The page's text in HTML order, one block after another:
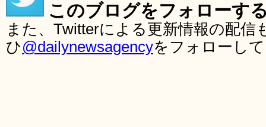
このブログをフォローす
また、Twitterによる更新情報の配
ひ@dailynewsagencyをフォローし